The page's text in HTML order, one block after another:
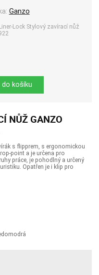
Ganzo
Lock Stylový zavírací nůž
do košíku
NŮŽ GANZO
s flipprem, s ergonomickou
point a je určena pro
práce, je pohodlný a určený
Opatřen je i klip pro